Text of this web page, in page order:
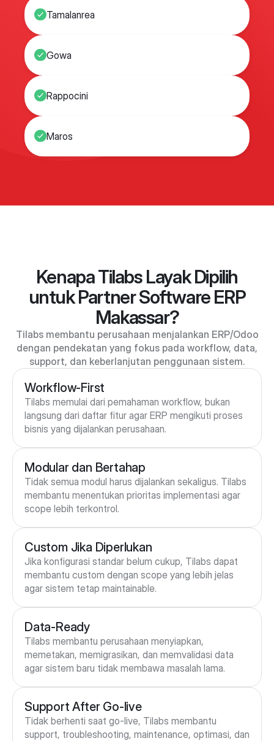
Tamalanrea
Gowa
Rappocini
Maros
Kenapa Tilabs Layak Dipilih
untuk Partner Software ERP
Makassar?
Tilabs membantu perusahaan menjalankan ERP/Odoo
dengan pendekatan yang fokus pada workflow, data,
support, dan keberlanjutan penggunaan sistem.
Workflow-First
Tilabs memulai dari pemahaman workflow, bukan
langsung dari daftar fitur agar ERP mengikuti proses
bisnis yang dijalankan perusahaan.
Modular dan Bertahap
Tidak semua modul harus dijalankan sekaligus. Tilabs
membantu menentukan prioritas implementasi agar
scope lebih terkontrol.
Custom Jika Diperlukan
Jika konfigurasi standar belum cukup, Tilabs dapat
membantu custom dengan scope yang lebih jelas
agar sistem tetap maintainable.
Data-Ready
Tilabs membantu perusahaan menyiapkan,
memetakan, memigrasikan, dan memvalidasi data
agar sistem baru tidak membawa masalah lama.
Support After Go-live
Tidak berhenti saat go-live, Tilabs membantu
support, troubleshooting, maintenance, optimasi, dan